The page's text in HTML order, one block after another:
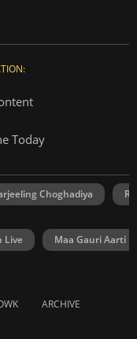
Today
Choghadiya
Live Maa Gauri Aarti
ARCHIVE